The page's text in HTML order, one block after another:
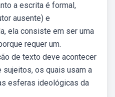
a escrita é formal,
ausente) e
ela consiste em ser uma
requer um.
de texto deve acontecer
os quais usam a
esferas ideológicas da